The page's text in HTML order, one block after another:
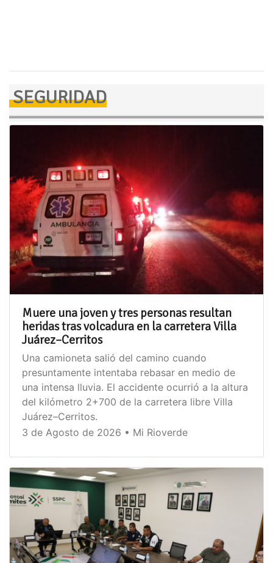
SEGURIDAD
Muere una joven y tres personas resultan
heridas tras volcadura en la carretera Villa
Juárez–Cerritos
Una camioneta salió del camino cuando
presuntamente intentaba rebasar en medio de
una intensa lluvia. El accidente ocurrió a la altura
del kilómetro 2+700 de la carretera libre Villa
Juárez–Cerritos.
3 de Agosto de 2026 • Mi Rioverde